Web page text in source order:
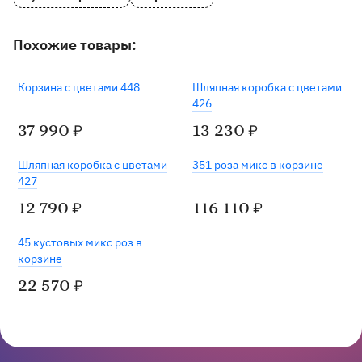
Похожие товары:
Корзина с цветами 448
Под заказ
37 990 ₽
Шляпная коробка с цветами
426
Хит
13 230 ₽
Шляпная коробка с цветами
427
12 790 ₽
351 роза микс в корзине
Под заказ
116 110 ₽
45 кустовых микс роз в
корзине
22 570 ₽